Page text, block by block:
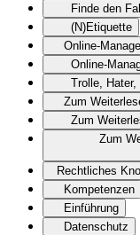
Finde den
(N)Etiquette
Online-
Online-
Trolle, Hater,
Zum
Zum
Zum
Rechtliches
Kompetenzen
Einführung
Datenschutz